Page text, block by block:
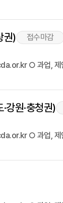
권)
접수마감
○ 과업,
강원·충청권)
○ 과업,